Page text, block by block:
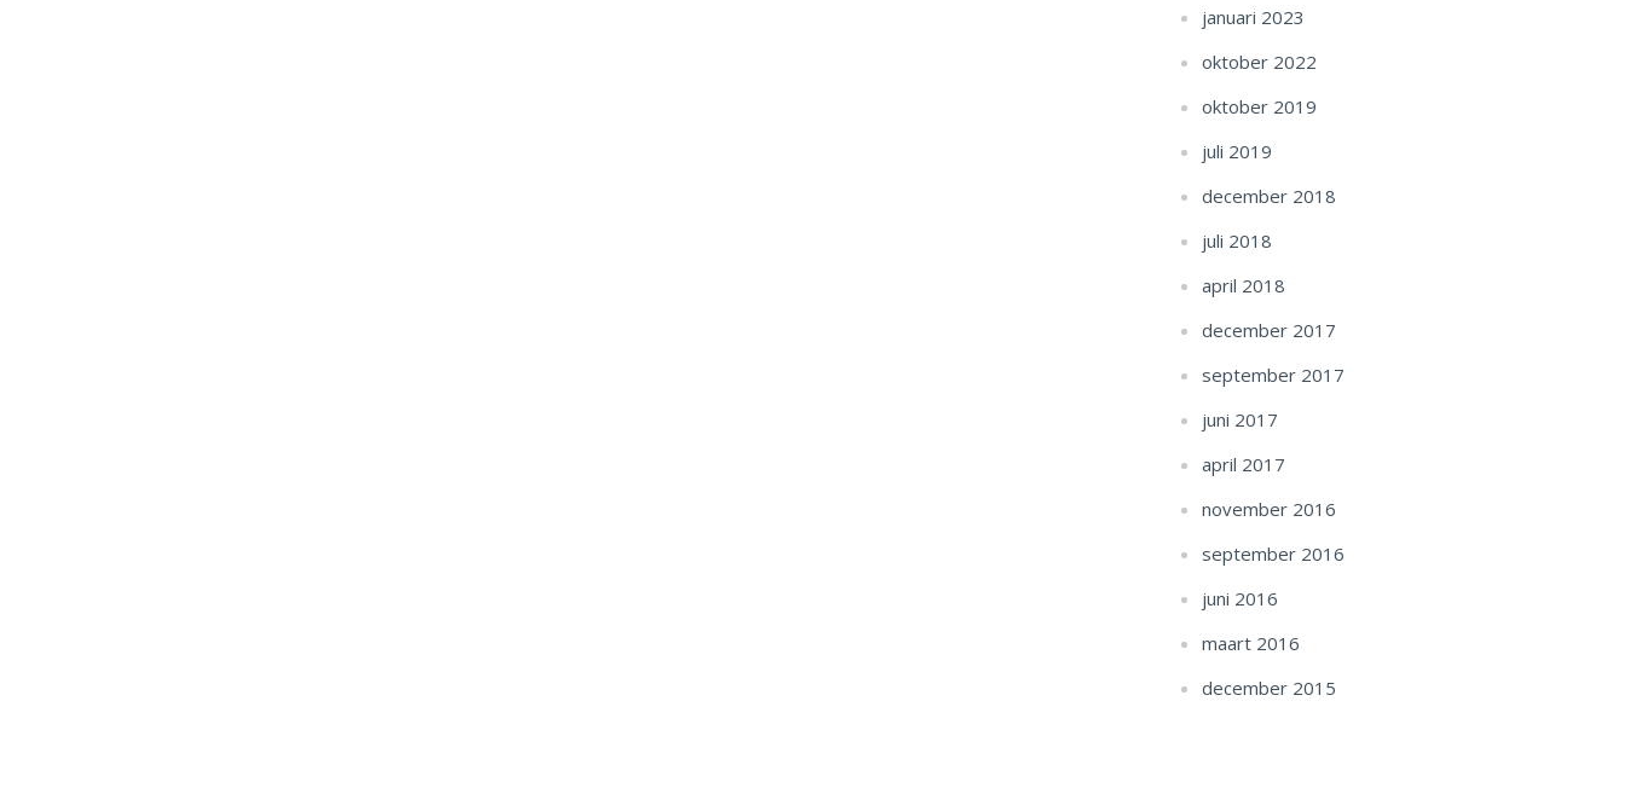
januari 2023
oktober 2022
oktober 2019
juli 2019
december 2018
juli 2018
april 2018
december 2017
september 2017
juni 2017
april 2017
november 2016
september 2016
juni 2016
maart 2016
december 2015